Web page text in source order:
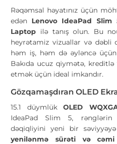
Rəqəmsal həyatınız üçün
edən Lenovo IdeaPad Slim
Laptop ilə tanış olun. Bu
heyrətamiz vizuallar və dəbli
həm iş, həm də əyləncə
Bakıda ucuz qiymətə,
etmək üçün ideal imkandır.
Gözqamaşdıran OLED
15.1 düymlükOLED
IdeaPad Slim 5, rənglərin
dəqiqliyini yeni bir səviyyəyə
yenilənmə sürəti və